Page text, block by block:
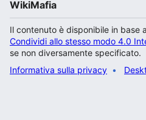
WikiMafia
Il contenuto è disponibile in base
Condividi allo stesso modo 4.0
se non diversamente specificato.
Informativa sulla privacy